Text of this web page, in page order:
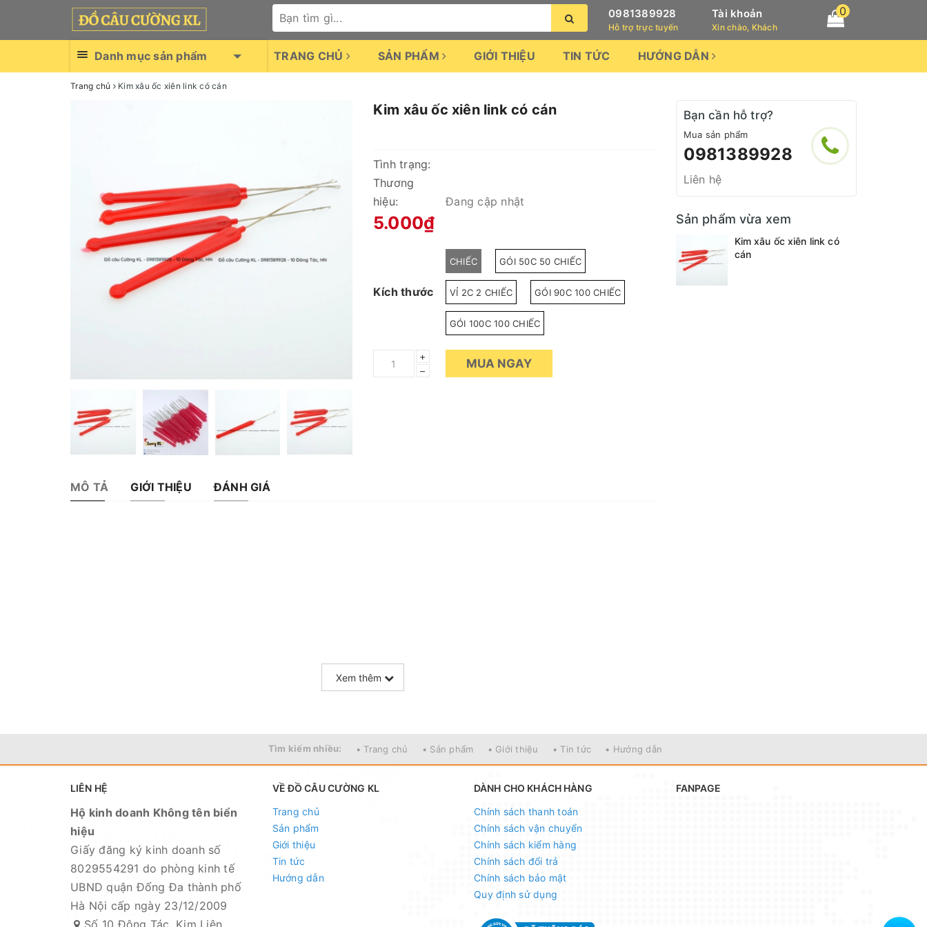
0981389928
Hỗ trợ trực tuyến
Tài khoản
Xin chào, Khách
0
Danh mục sản phẩm TRANG CHỦ SẢN PHẨM GIỚI THIỆU TIN TỨC HƯỚNG DẪN
Trang chủ Kim xâu ốc xiên link có cán
Kim xâu ốc xiên link có cán
Tình trạng:
Thương
hiệu:
Đang cập nhật
5.000₫
Kích thước
CHIẾC GÓI 50C 50 CHIẾC
VỈ 2C 2 CHIẾC GÓI 90C 100 CHIẾC
GÓI 100C 100 CHIẾC
+
–
MUA NGAY
MÔ TẢ GIỚI THIỆU ĐÁNH GIÁ
Xem thêm
Bạn cần hỗ trợ?
Mua sản phẩm
0981389928
Liên hệ
Sản phẩm vừa xem
Kim xâu ốc xiên link có
cán
Tìm kiếm nhiều: • Trang chủ • Sản phẩm • Giới thiệu • Tin tức • Hướng dẫn
LIÊN HỆ
Hộ kinh doanh Không tên biển
hiệu
Giấy đăng ký kinh doanh số
8029554291 do phòng kinh tế
UBND quận Đống Đa thành phố
Hà Nội cấp ngày 23/12/2009
Số 10 Đông Tác, Kim Liên,
VỀ ĐỒ CÂU CƯỜNG KL
Trang chủ
Sản phẩm
Giới thiệu
Tin tức
Hướng dẫn
DÀNH CHO KHÁCH HÀNG
Chính sách thanh toán
Chính sách vận chuyển
Chính sách kiểm hàng
Chính sách đổi trả
Chính sách bảo mật
Quy định sử dụng
FANPAGE